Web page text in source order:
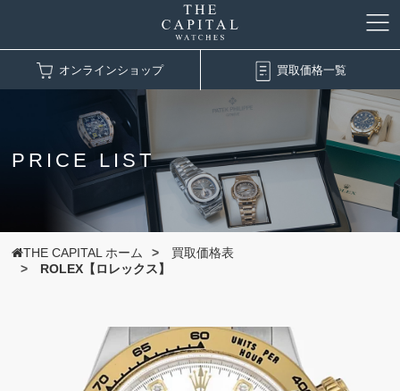
オンラインショップ 買取価格一覧
PRICE LIST
THE CAPITAL ホーム
買取価格表
ROLEX【ロレックス】